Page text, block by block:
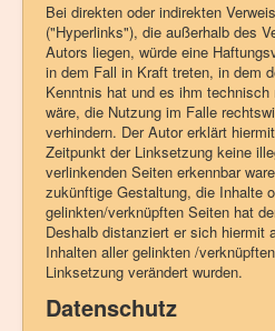
Bei direkten oder indirekten
("Hyperlinks"), die außerhalb des
Autors liegen, würde eine
in dem Fall in Kraft treten, in dem
Kenntnis hat und es ihm
wäre, die Nutzung im Falle
verhindern. Der Autor erklärt
Zeitpunkt der Linksetzung keine
verlinkenden Seiten erkennbar
zukünftige Gestaltung, die Inhalte
gelinkten/verknüpften Seiten hat
Deshalb distanziert er sich hiermit
Inhalten aller gelinkten /
Linksetzung verändert wurden.
Datenschutz